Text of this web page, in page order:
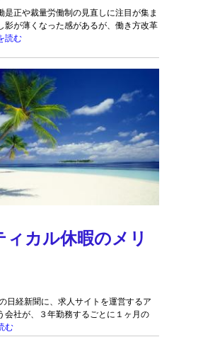
正や裁量労働制の見直しに注目が集ま
影が薄くなった感があるが、働き方改革
読む
ィカル休暇のメリ
日経新聞に、求人サイトを運営するア
会社が、３年勤務するごとに１ヶ月の
む